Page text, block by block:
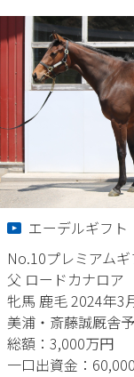
エーデルギフト
No.10プレミアム
父 ロードカナロア
牝馬 鹿毛 2024年3
美浦・斎藤誠厩舎
総額：3,000万円
一口出資金：